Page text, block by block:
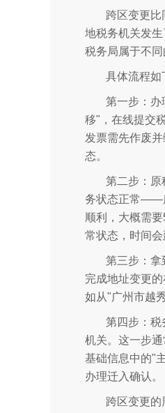
跨区变更
地税务机关发
税务局属于不
具体流程如
第一步：办
移"，在线提交
发票需先作废
态。
第二步：原
务状态正常——
顺利，大概需
常状态，时间会
第三步：拿
完成地址变更
如从"广州市越
第四步：税
机关。这一步
基础信息中的"
办理迁入确认。
跨区变更